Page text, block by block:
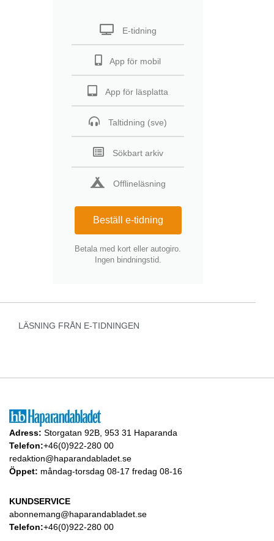
E-tidning
App för mobil
App för läsplatta
Taltidning (sve)
Sökbart arkiv
Offlineläsning
Beställ e-tidning
Betala med kort eller autogiro.
Ingen bindningstid.
LÄSNING FRÅN E-TIDNINGEN
Adress: Storgatan 92B, 953 31 Haparanda
Telefon:+46(0)922-280 00
redaktion@haparandabladet.se
Öppet: måndag-torsdag 08-17 fredag 08-16
KUNDSERVICE
abonnemang@haparandabladet.se
Telefon:+46(0)922-280 00